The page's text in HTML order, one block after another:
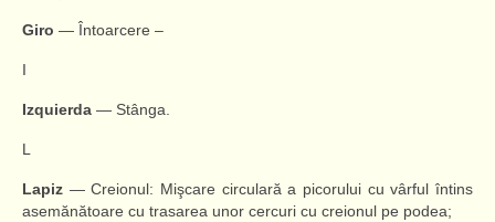
Giro — Întoarcere –
I
Izquierda — Stânga.
L
Lapiz — Creionul: Mişcare circulară a picorului cu vârful întins
asemănătoare cu trasarea unor cercuri cu creionul pe podea;